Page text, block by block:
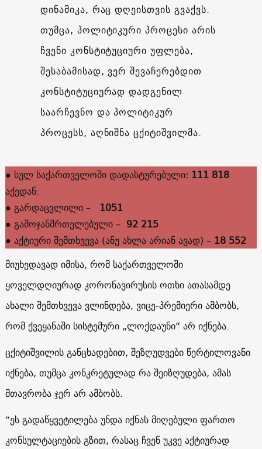
დინამიკა, რაც დღეისთვის გვაქვს.
თუმცა, პოლიტიკური პროცესი არის
ჩვენი კონსტიტუციური უფლება,
შესაბამისად, ვერ შევაჩერებდით
კონსტიტუციურად დადგენილ
საარჩევნო და პოლიტიკურ
პროცესს, აღნიშნა ცქიტიშვილმა.
● სულ საქართველოში დადასტურებული: 111 818
აქედან:
● გარდაცვლილი – 1051
● გამოჯანმრთელებული –92 215
● აქტიური შემთხვევა (ანუ ახლა არიან ავად) –18 552
მიუხედავად იმისა, რომ საქართველოში
ყოველდღიურად კორონავირუსის ოთხი ათასამდე
ახალი შემთხვევა ვლინდება, ვიცე-პრემიერი ამბობს,
რომ ქვეყანაში სისტემური „ლოქდაუნი“ არ იქნება.
ცქიტიშვილის განცხადებით, შეზღუდვები წერტილოვანი
იქნება, თუმცა კონკრეტულად რა შეიზღუდება, ამას
მთავრობა ჯერ არ ამბობს.
“ეს გადაწყვეტილება უნდა იქნას მიღებული ფართო
კონსულტაციების გზით, რასაც ჩვენ უკვე აქტიურად